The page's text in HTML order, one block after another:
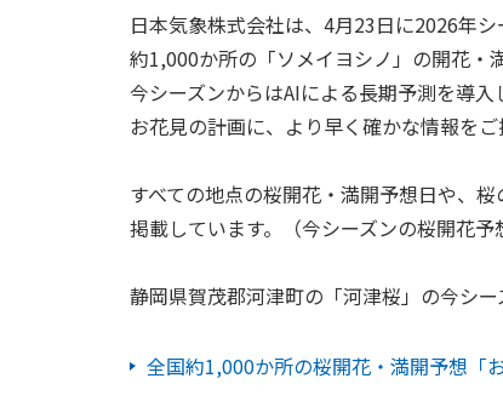
日本気象株式会社は、4月23日に2026年
約1,000か所の「ソメイヨシノ」の開花・
今シーズンからはAIによる長期予測を導
お花見の計画に、より早く確かな情報をご
すべての地点の桜開花・満開予想日や、
掲載しています。（今シーズンの桜開花予
静岡県賀茂郡河津町の「河津桜」の今シ
全国約1,000か所の桜開花・満開予想「